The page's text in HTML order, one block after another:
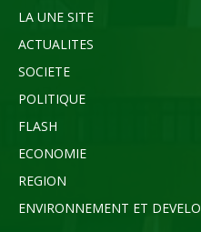
LA UNE SITE
ACTUALITES
SOCIETE
POLITIQUE
FLASH
ECONOMIE
REGION
ENVIRONNEMENT ET